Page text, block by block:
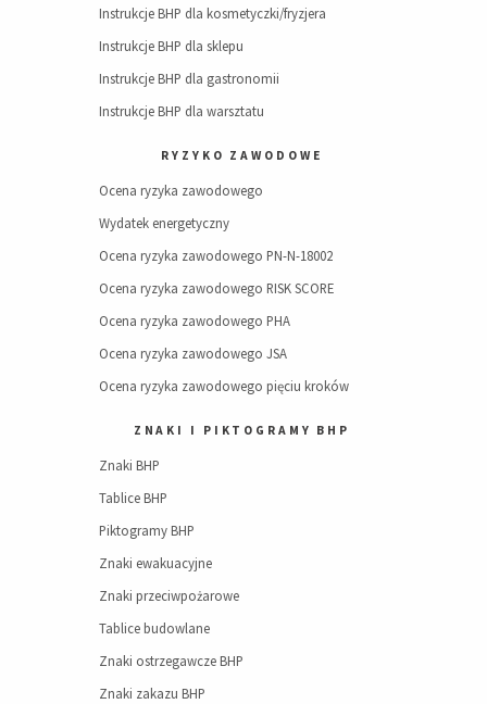
Instrukcje BHP dla kosmetyczki/fryzjera
Instrukcje BHP dla sklepu
Instrukcje BHP dla gastronomii
Instrukcje BHP dla warsztatu
RYZYKO ZAWODOWE
Ocena ryzyka zawodowego
Wydatek energetyczny
Ocena ryzyka zawodowego PN-N-18002
Ocena ryzyka zawodowego RISK SCORE
Ocena ryzyka zawodowego PHA
Ocena ryzyka zawodowego JSA
Ocena ryzyka zawodowego pięciu kroków
ZNAKI I PIKTOGRAMY BHP
Znaki BHP
Tablice BHP
Piktogramy BHP
Znaki ewakuacyjne
Znaki przeciwpożarowe
Tablice budowlane
Znaki ostrzegawcze BHP
Znaki zakazu BHP